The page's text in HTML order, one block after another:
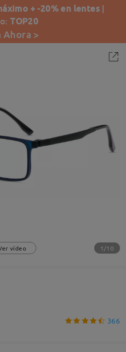
+ -20% en lentes |
TOP20
Ahora >
vídeo 1/10
366